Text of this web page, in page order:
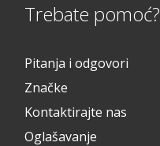
Trebate pomoć?
Pitanja i odgovori
Značke
Kontaktirajte nas
Oglašavanje